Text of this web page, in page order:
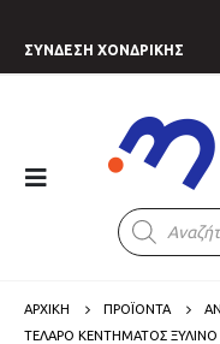
ΣΥΝΔΕΣΗ ΧΟΝΔΡΙΚΗΣ
Products
search
ΑΡΧΙΚΗ ΠΡΟΪΟΝΤΑ
ΤΕΛΆΡΟ ΚΕΝΤΉΜΑΤΟΣ ΞΎΛΙΝΟ